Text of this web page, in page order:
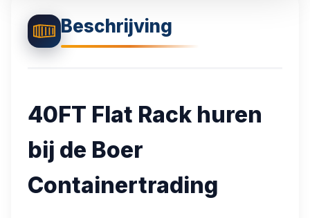
📋Projecten Galerij
Beschrijving
40FT Flat Rack huren
bij de Boer
Containertrading